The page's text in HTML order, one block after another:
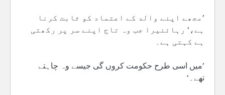
’مجھے اپنے والد کے اعتماد کو ثابت کرنا
ہے،‘ رہائنیرا جب وہ تاج اپنے سر پر رکھتی
ہے کہتی ہے۔
’میں اسی طرح حکومت کروں گی جیسے وہ چاہتے
تھے۔‘